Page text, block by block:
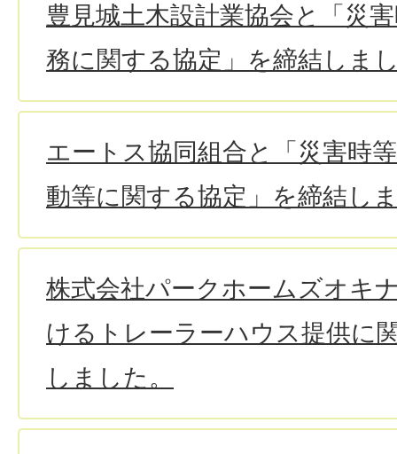
豊見城土木設計業協会と「災
務に関する協定」を締結しま
エートス協同組合と「災害時
動等に関する協定」を締結し
株式会社パークホームズオキ
けるトレーラーハウス提供に
しました。